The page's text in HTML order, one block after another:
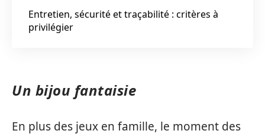
Entretien, sécurité et traçabilité : critères à
privilégier
Un bijou fantaisie
En plus des jeux en famille, le moment des